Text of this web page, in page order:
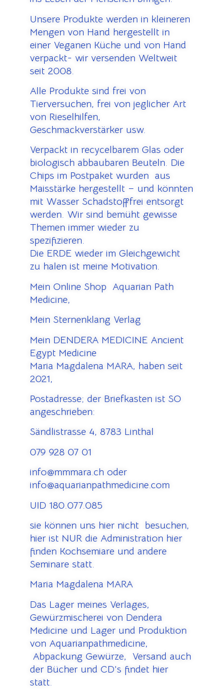
Unsere Produkte werden in kleineren
Mengen von Hand hergestellt in
einer Veganen Küche und von Hand
verpackt- wir versenden Weltweit
seit 2008.
Alle Produkte sind frei von
Tierversuchen, frei von jeglicher Art
von Rieselhilfen,
Geschmackverstärker usw.
Verpackt in recycelbarem Glas oder
biologisch abbaubaren Beuteln. Die
Chips im Postpaket wurden aus
Maisstärke hergestellt – und könnten
mit Wasser Schadstofffrei entsorgt
werden. Wir sind bemüht gewisse
Themen immer wieder zu
spezifizieren.
Die ERDE wieder im Gleichgewicht
zu halen ist meine Motivation.
Mein Online Shop Aquarian Path
Medicine,
Mein Sternenklang Verlag
Mein DENDERA MEDICINE Ancient
Egypt Medicine
Maria Magdalena MARA, haben seit
2021,
Postadresse; der Briefkasten ist SO
angeschrieben:
Sändlistrasse 4, 8783 Linthal
079 928 07 01
info@mmmara.ch oder
info@aquarianpathmedicine.com
UID 180.077.085
sie können uns hier nicht besuchen,
hier ist NUR die Administration hier
finden Kochsemiare und andere
Seminare statt.
Maria Magdalena MARA
Das Lager meines Verlages,
Gewürzmischerei von Dendera
Medicine und Lager und Produktion
von Aquarianpathmedicine,
Abpackung Gewürze, Versand auch
der Bücher und CD’s findet hier
statt.